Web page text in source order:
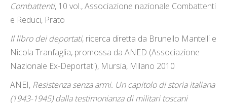
Combattenti, 10 vol., Associazione nazionale Combattenti
e Reduci, Prato
Il libro dei deportati, ricerca diretta da Brunello Mantelli e
Nicola Tranfaglia, promossa da ANED (Associazione
Nazionale Ex-Deportati), Mursia, Milano 2010
ANEI, Resistenza senza armi. Un capitolo di storia italiana
(1943-1945) dalla testimonianza di militari toscani